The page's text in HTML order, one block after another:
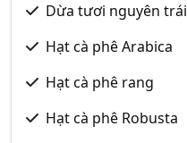
Dừa tươi nguyên trái
Hạt cà phê Arabica
Hạt cà phê rang
Hạt cà phê Robusta